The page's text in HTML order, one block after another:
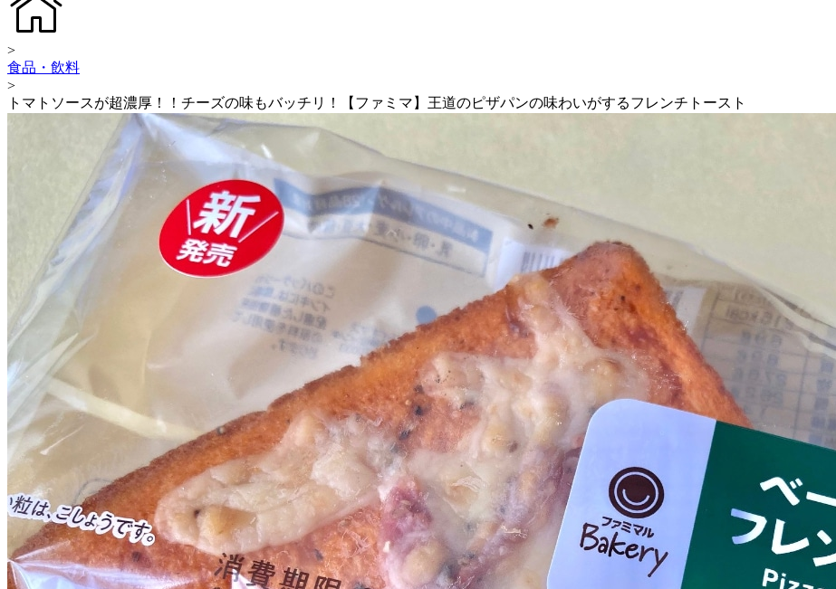
>
食品・飲料
>
トマトソースが超濃厚！！チーズの味もバッチリ！【ファミマ】王道のピザパンの味わいがするフレンチトースト